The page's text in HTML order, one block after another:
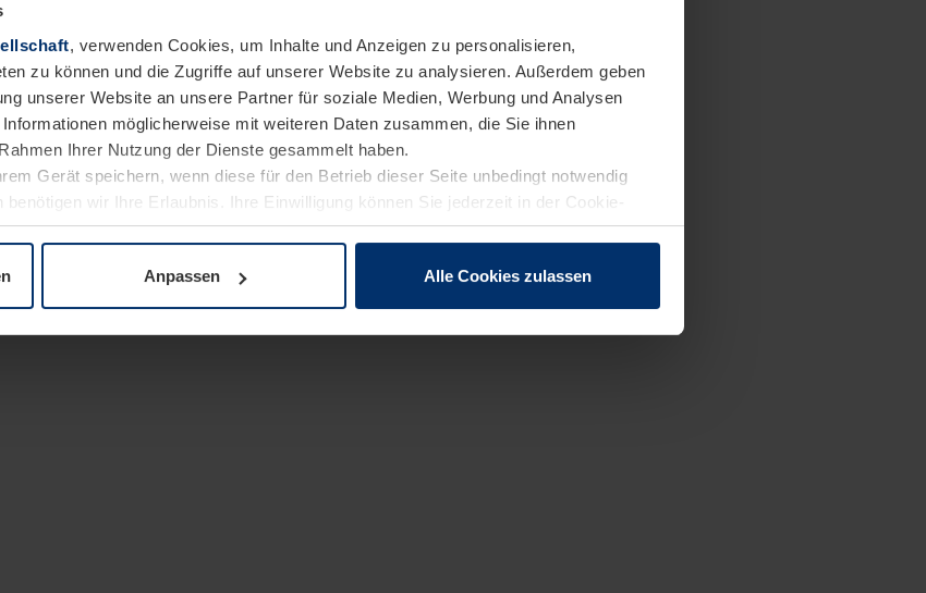
, verwenden Cookies, um Inhalte und Anzeigen zu personalisieren,
zu können und die Zugriffe auf unserer Website zu analysieren. Außerdem geben
unserer Website an unsere Partner für soziale Medien, Werbung und Analysen
möglicherweise mit weiteren Daten zusammen, die Sie ihnen
Ihrer Nutzung der Dienste gesammelt haben.
Gerät speichern, wenn diese für den Betrieb dieser Seite unbedingt notwendig
wir Ihre Erlaubnis. Ihre Einwilligung können Sie jederzeit in der Cookie-
unserer Website ändern oder widerrufen.
Anpassen Alle Cookies zulassen